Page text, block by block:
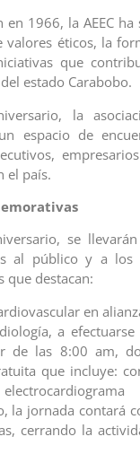
en 1966, la AEEC
valores éticos, la
que
estado Carabobo.
la
espacio de
el país.
se
al público y a
que destacan:
en
a
de las 8:00 am,
que incluye:
la jornada contará
cerrando la